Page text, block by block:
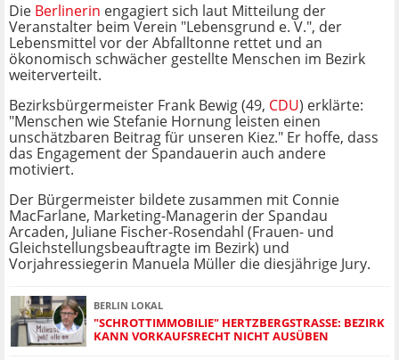
Die Berlinerin engagiert sich laut Mitteilung der
Veranstalter beim Verein "Lebensgrund e. V.", der
Lebensmittel vor der Abfalltonne rettet und an
ökonomisch schwächer gestellte Menschen im Bezirk
weiterverteilt.
Bezirksbürgermeister Frank Bewig (49, CDU) erklärte:
"Menschen wie Stefanie Hornung leisten einen
unschätzbaren Beitrag für unseren Kiez." Er hoffe, dass
das Engagement der Spandauerin auch andere
motiviert.
Der Bürgermeister bildete zusammen mit Connie
MacFarlane, Marketing-Managerin der Spandau
Arcaden, Juliane Fischer-Rosendahl (Frauen- und
Gleichstellungsbeauftragte im Bezirk) und
Vorjahressiegerin Manuela Müller die diesjährige Jury.
BERLIN LOKAL
"SCHROTTIMMOBILIE" HERTZBERGSTRASSE: BEZIRK K
ANN VORKAUFSRECHT NICHT AUSÜBEN